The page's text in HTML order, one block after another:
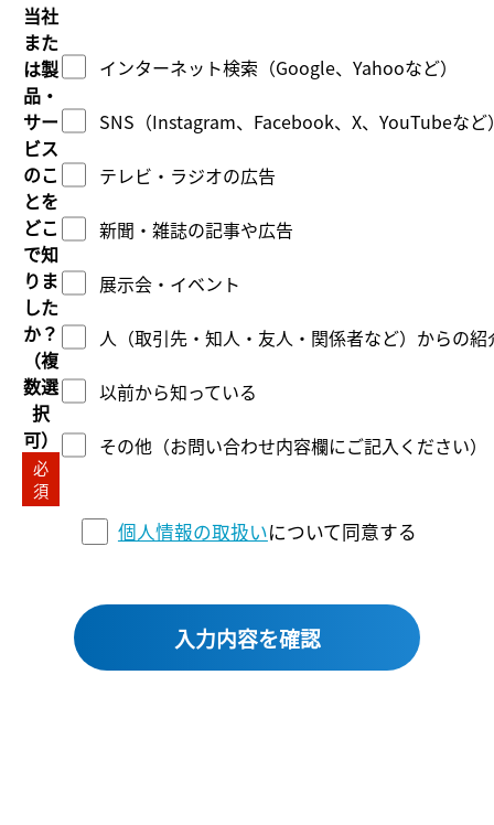
当社
また
は製
品・
サー
ビス
のこ
とを
どこ
で知
りま
した
か？
（複
数選
択
可）
必
須
インターネット検索（Google、Yahooなど）
SNS（Instagram、Facebook、X、YouTubeなど
テレビ・ラジオの広告
新聞・雑誌の記事や広告
展示会・イベント
人（取引先・知人・友人・関係者など）からの紹
以前から知っている
その他（お問い合わせ内容欄にご記入ください）
個人情報の取扱いについて同意する